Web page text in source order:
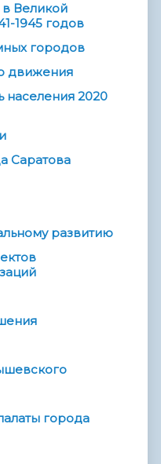
Великой
1945 годов
городов
движения
населения 2020
Саратова
развитию
города